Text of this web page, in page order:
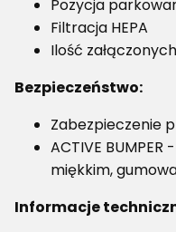
Pozycja
Filtracja HEPA
Ilość
Bezpieczeństwo:
Zabezpieczenie
ACTIVE
miękkim,
Informacje